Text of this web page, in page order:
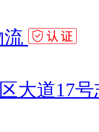
流
大道17